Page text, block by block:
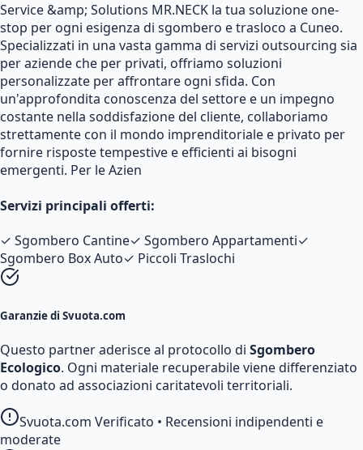
Service &amp; Solutions MR.NECK la tua soluzione one-
stop per ogni esigenza di sgombero e trasloco a Cuneo.
Specializzati in una vasta gamma di servizi outsourcing sia
per aziende che per privati, offriamo soluzioni
personalizzate per affrontare ogni sfida. Con
un'approfondita conoscenza del settore e un impegno
costante nella soddisfazione del cliente, collaboriamo
strettamente con il mondo imprenditoriale e privato per
fornire risposte tempestive e efficienti ai bisogni
emergenti. Per le Azien
Servizi principali offerti:
✓ Sgombero Cantine✓ Sgombero Appartamenti✓
Sgombero Box Auto✓ Piccoli Traslochi
Garanzie di Svuota.com
Questo partner aderisce al protocollo di Sgombero
Ecologico. Ogni materiale recuperabile viene differenziato
o donato ad associazioni caritatevoli territoriali.
Svuota.com Verificato • Recensioni indipendenti e
moderate